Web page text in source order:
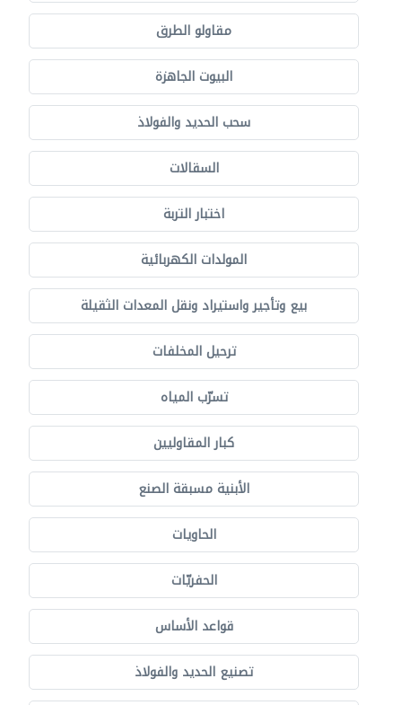
مقاولو الطرق
البيوت الجاهزة
سحب الحديد والفولاذ
السقالات
اختبار التربة
المولدات الكهربائية
بيع وتأجير واستيراد ونقل المعدات الثقيلة
ترحيل المخلفات
تسرّب المياه
كبار المقاوليين
الأبنية مسبقة الصنع
الحاويات
الحفريّات
قواعد الأساس
تصنيع الحديد والفولاذ